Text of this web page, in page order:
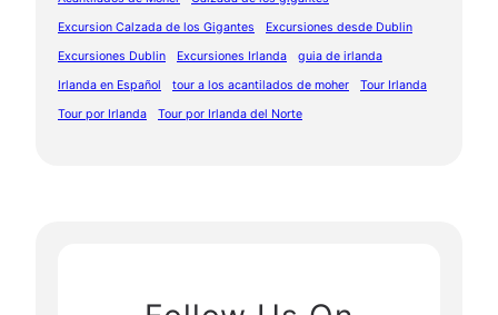
Excursion Calzada de los Gigantes
Excursiones desde Dublin
Excursiones Dublin
Excursiones Irlanda
guia de irlanda
Irlanda en Español
tour a los acantilados de moher
Tour Irlanda
Tour por Irlanda
Tour por Irlanda del Norte